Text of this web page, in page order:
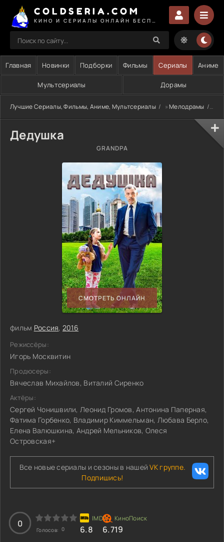
COLDSERIA.COM
Главная Новинки Подборки Фильмы Сериалы Аниме
Мультсериалы Дорамы
Лучшие Сериалы, Фильмы, Аниме, Мультсериалы »Мелодрамы »
Дедушка
GRANDPA
СМОТРЕТЬ ОНЛАЙН
фильм Россия, 2016
Режиссёры:
Игорь Москвитин
Продюсеры:
Вячеслав Михайлов, Виталий Сиренко
Актёры:
Сергей Чонишвили, Леонид Громов, Антонина Паперная,
Фатима Горбенко, Владимир Киммельман, Любава Берло,
Елена Валюшкина, Андрей Мельников, Олеся
Островская+
Все новые сериалы и сезоны в нашейVK группе.
Подпишись!
0
Голосов: 0 6.8 6.719